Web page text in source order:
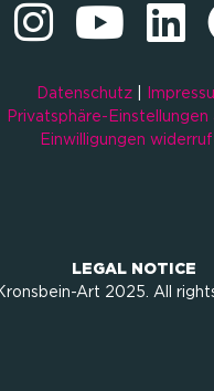
Datenschutz
Privatsphäre-Einstellungen
Einwilligungen
LEGAL NOTICE
Art 2025. All